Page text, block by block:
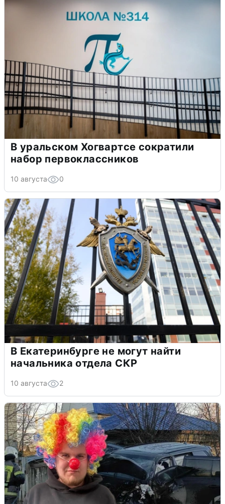
В уральском Хогвартсе сократили
набор первоклассников
10 августа 0
В Екатеринбурге не могут найти
начальника отдела СКР
10 августа 2